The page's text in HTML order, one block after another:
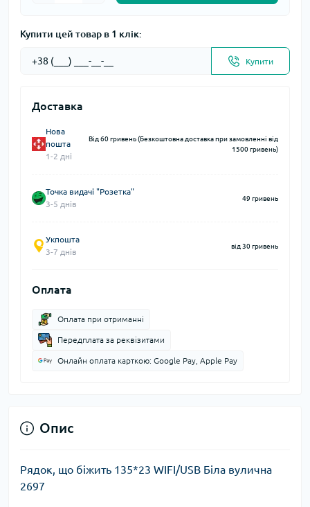
Купити цей товар в 1 клік:
Купити
Доставка
Нова
пошта
1-2 дні
Від 60 гривень (Безкоштовна доставка при замовленні від
1500 гривень)
Точка видачі "Розетка"
3-5 днів
49 гривень
Укпошта
3-7 днів
від 30 гривень
Оплата
Оплата при отриманні
Передплата за реквізитами
Онлайн оплата карткою: Google Pay, Apple Pay
Опис
Рядок, що біжить 135*23 WIFI/USB Біла вулична
2697